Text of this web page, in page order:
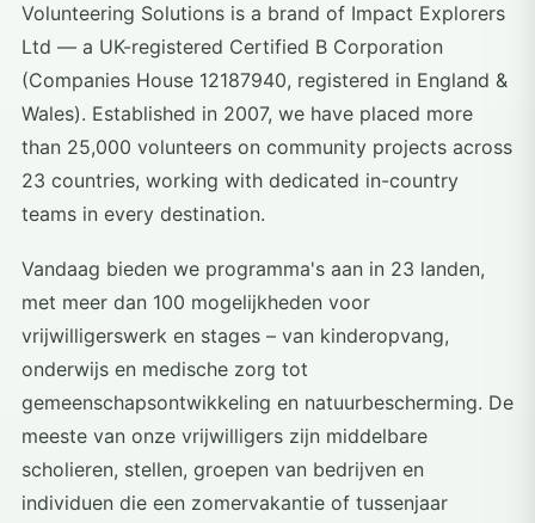
Volunteering Solutions is a brand of Impact Explorers
Ltd — a UK-registered Certified B Corporation
(Companies House 12187940, registered in England &
Wales). Established in 2007, we have placed more
than 25,000 volunteers on community projects across
23 countries, working with dedicated in-country
teams in every destination.
Vandaag bieden we programma's aan in 23 landen,
met meer dan 100 mogelijkheden voor
vrijwilligerswerk en stages – van kinderopvang,
onderwijs en medische zorg tot
gemeenschapsontwikkeling en natuurbescherming. De
meeste van onze vrijwilligers zijn middelbare
scholieren, stellen, groepen van bedrijven en
individuen die een zomervakantie of tussenjaar